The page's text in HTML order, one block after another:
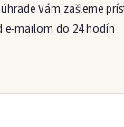
Vám zašleme
e-mailom do 24 hodín